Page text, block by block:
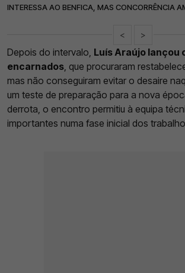
INTERESSA AO BENFICA, MAS CONCORRÊNCIA
< >
Depois do intervalo, Luís Araújo lançou
encarnados , que procuraram
mas não conseguiram evitar o desaire
um teste de preparação para a nova
derrota, o encontro permitiu à equipa
importantes numa fase inicial dos